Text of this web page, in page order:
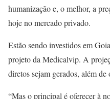
humanização e, o melhor, a
hoje no mercado privado.
Estão sendo investidos em
projeto da Medicalvip. A
diretos sejam gerados, além
“Mas o principal é oferecer à